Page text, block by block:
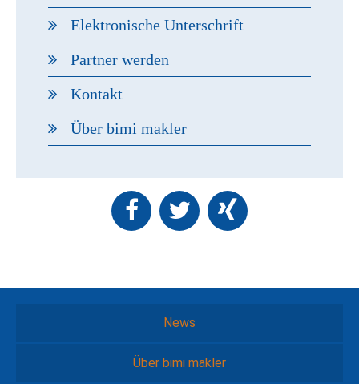
Elektronische Unterschrift
Partner werden
Kontakt
Über bimi makler
News
Über bimi makler